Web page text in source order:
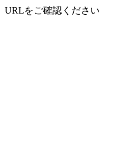
URLをご確認ください